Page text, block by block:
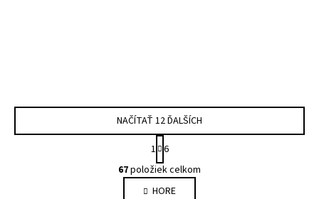
Ovládacie prvky výpisu
NAČÍTAŤ 12 ĎALŠÍCH
Stránkovanie
1 6
67položiek celkom
HORE